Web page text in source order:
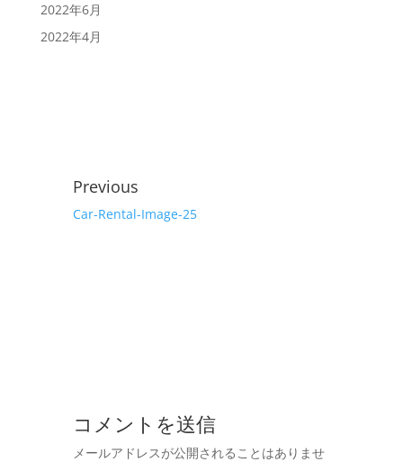
2022年6月
2022年4月
Previous
Car-Rental-Image-25
コメントを送信
メールアドレスが公開されることはありませ